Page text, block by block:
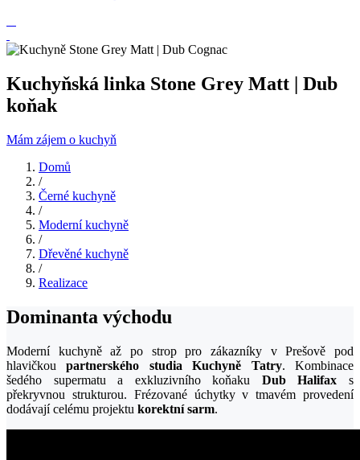
Kuchyňská linka Stone Grey Matt | Dub
koňak
Mám zájem o kuchyň
Domů
/
Černé kuchyně
/
Moderní kuchyně
/
Dřevěné kuchyně
/
Realizace
Dominanta východu
Moderní kuchyně až po strop pro zákazníky v Prešově pod
hlavičkoupartnerského studia Kuchyně Tatry. Kombinace
šedého supermatu a exkluzivního koňaku Dub Halifax s
překryvnou strukturou. Frézované úchytky v tmavém provedení
dodávají celému projektu korektní sarm.